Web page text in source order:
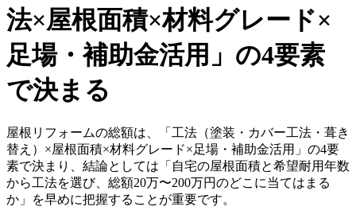
法×屋根面積×材料グレード×
足場・補助金活用」の4要素
で決まる
屋根リフォームの総額は、「工法（塗装・カバー工法・葺き
替え）×屋根面積×材料グレード×足場・補助金活用」の4要
素で決まり、結論としては「自宅の屋根面積と希望耐用年数
から工法を選び、総額20万〜200万円のどこに当てはまる
か」を早めに把握することが重要です。